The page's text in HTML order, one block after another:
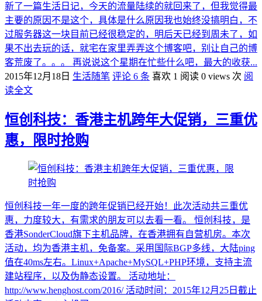
新了一篇生活日记，今天的流量陆续的就回来了，但我觉得最
主要的原因不是这个，具体是什么原因我也始终没搞明白，不
过服务器这一块目前已经很稳定的，明后天已经到周未了，如
果不出去玩的话，就宅在家里弄弄这个博客吧，别让自己的博
客荒废了。。。 再说说这个星期在忙些什么吧，最大的收获...
2015年12月18日 生活随笔 评论 6 条 喜欢 1 阅读 0 views 次 阅
读全文
恒创科技：香港主机跨年大促销，三重优
惠，限时抢购
恒创科技一年一度的跨年促销已经开始！此次活动共三重优
惠，力度较大，有需求的朋友可以去看一看。 恒创科技，是
香港SonderCloud旗下主机品牌，在香港拥有自营机房。本次
活动，均为香港主机，免备案。采用国际BGP多线，大陆ping
值在40ms左右。Linux+Apache+MySQL+PHP环境，支持主流
建站程序，以及伪静态设置。 活动地址：
http://www.henghost.com/2016/ 活动时间：2015年12月25日截止